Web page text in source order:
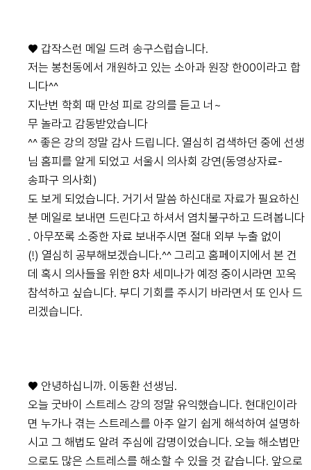
♥ 갑작스런 메일 드려 송구스럽습니다.
저는 봉천동에서 개원하고 있는 소아과 원장 한00이라고 합
니다^^
지난번 학회 때 만성 피로 강의를 듣고 너~
무 놀라고 감동받았습니다
^^ 좋은 강의 정말 감사 드립니다. 열심히 검색하던 중에 선생
님 홈피를 알게 되었고 서울시 의사회 강연(동영상자료-
송파구 의사회)
도 보게 되었습니다. 거기서 말씀 하신대로 자료가 필요하신
분 메일로 보내면 드린다고 하셔서 염치불구하고 드려봅니다
. 아무쪼록 소중한 자료 보내주시면 절대 외부 누출 없이
(!) 열심히 공부해보겠습니다.^^ 그리고 홈페이지에서 본 건
데 혹시 의사들을 위한 8차 세미나가 예정 중이시라면 꼬옥
참석하고 싶습니다. 부디 기회를 주시기 바라면서 또 인사 드
리겠습니다.
♥ 안녕하십니까. 이동환 선생님.
오늘 굿바이 스트레스 강의 정말 유익했습니다. 현대인이라
면 누가나 겪는 스트레스를 아주 알기 쉽게 해석하여 설명하
시고 그 해법도 알려 주심에 감명이었습니다. 오늘 해소법만
으로도 많은 스트레스를 해소할 수 있을 것 같습니다. 앞으로